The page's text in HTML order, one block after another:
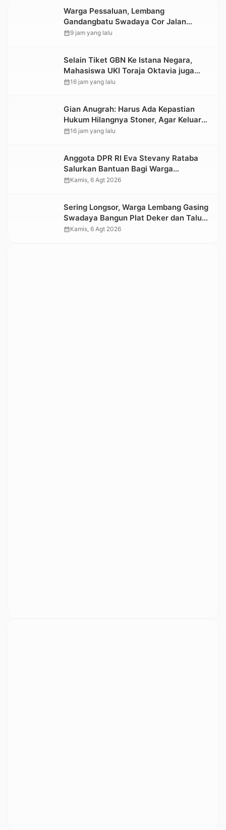
Warga Pessaluan, Lembang
Gandangbatu Swadaya Cor Jalan
Kabupaten
calendar_month9 jam yang lalu
Selain Tiket GBN Ke Istana Negara,
Mahasiswa UKI Toraja Oktavia juga
Lolos ke Pekan Seni Mahasiswa
calendar_month16 jam yang lalu
Gian Anugrah: Harus Ada Kepastian
Hukum Hilangnya Stoner, Agar Keluarga
tidak Larut dalam Trauma dan
calendar_month16 jam yang lalu
Anggota DPR RI Eva Stevany Rataba
Salurkan Bantuan Bagi Warga
Terdampak Longsor di Buntu Pepasan
calendar_monthKamis, 6 Agt 2026
Sering Longsor, Warga Lembang Gasing
Swadaya Bangun Plat Deker dan Talut
Jalan Penghubung Antar Lembang
calendar_monthKamis, 6 Agt 2026